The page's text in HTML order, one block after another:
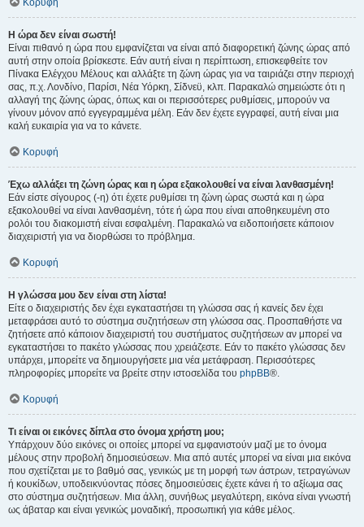
Κορυφή
Η ώρα δεν είναι σωστή!
Είναι πιθανό η ώρα που εμφανίζεται να είναι από διαφορετική ζώνης ώρας από
αυτή στην οποία βρίσκεστε. Εάν αυτή είναι η περίπτωση, επισκεφθείτε τον
Πίνακα Ελέγχου Μέλους και αλλάξτε τη ζώνη ώρας για να ταιριάζει στην περιοχή
σας, π.χ. Λονδίνο, Παρίσι, Νέα Υόρκη, Σίδνεϋ, κλπ. Παρακαλώ σημειώστε ότι η
αλλαγή της ζώνης ώρας, όπως και οι περισσότερες ρυθμίσεις, μπορούν να
γίνουν μόνον από εγγεγραμμένα μέλη. Εάν δεν έχετε εγγραφεί, αυτή είναι μια
καλή ευκαιρία για να το κάνετε.
Κορυφή
Έχω αλλάξει τη ζώνη ώρας και η ώρα εξακολουθεί να είναι λανθασμένη!
Εάν είστε σίγουρος (-η) ότι έχετε ρυθμίσει τη ζώνη ώρας σωστά και η ώρα
εξακολουθεί να είναι λανθασμένη, τότε ή ώρα που είναι αποθηκευμένη στο
ρολόι του διακομιστή είναι εσφαλμένη. Παρακαλώ να ειδοποιήσετε κάποιον
διαχειριστή για να διορθώσει το πρόβλημα.
Κορυφή
Η γλώσσα μου δεν είναι στη λίστα!
Είτε ο διαχειριστής δεν έχει εγκαταστήσει τη γλώσσα σας ή κανείς δεν έχει
μεταφράσει αυτό το σύστημα συζητήσεων στη γλώσσα σας. Προσπαθήστε να
ζητήσετε από κάποιον διαχειριστή του συστήματος συζητήσεων αν μπορεί να
εγκαταστήσει το πακέτο γλώσσας που χρειάζεστε. Εάν το πακέτο γλώσσας δεν
υπάρχει, μπορείτε να δημιουργήσετε μια νέα μετάφραση. Περισσότερες
πληροφορίες μπορείτε να βρείτε στην ιστοσελίδα του phpBB®.
Κορυφή
Τι είναι οι εικόνες δίπλα στο όνομα χρήστη μου;
Υπάρχουν δύο εικόνες οι οποίες μπορεί να εμφανιστούν μαζί με το όνομα
μέλους στην προβολή δημοσιεύσεων. Μια από αυτές μπορεί να είναι μια εικόνα
που σχετίζεται με το βαθμό σας, γενικώς με τη μορφή των άστρων, τετραγώνων
ή κουκίδων, υποδεικνύοντας πόσες δημοσιεύσεις έχετε κάνει ή το αξίωμα σας
στο σύστημα συζητήσεων. Μια άλλη, συνήθως μεγαλύτερη, εικόνα είναι γνωστή
ως άβαταρ και είναι γενικώς μοναδική, προσωπική για κάθε μέλος.